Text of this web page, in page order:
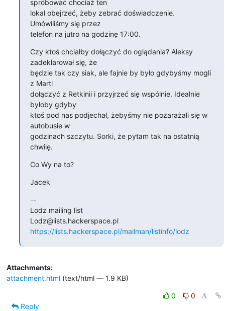
spróbować chociaż ten
lokal obejrzeć, żeby zebrać doświadczenie.
Umówiliśmy się przez
telefon na jutro na godzinę 17:00.
Czy ktoś chciałby dołączyć do oglądania? Aleksy
zadeklarował się, że
będzie tak czy siak, ale fajnie by było gdybyśmy mogli
z Marti
dołączyć z Retkinii i przyjrzeć się wspólnie. Idealnie
byłoby gdyby
ktoś pod nas podjechał, żebyśmy nie pozarażali się w
autobusie w
godzinach szczytu. Sorki, że pytam tak na ostatnią
chwilę.
Co Wy na to?
Jacek
--
Lodz mailing list
Lodz@lists.hackerspace.pl
https://lists.hackerspace.pl/mailman/listinfo/lodz
Attachments:
attachment.html(text/html — 1.9 KB)
0
0
Reply